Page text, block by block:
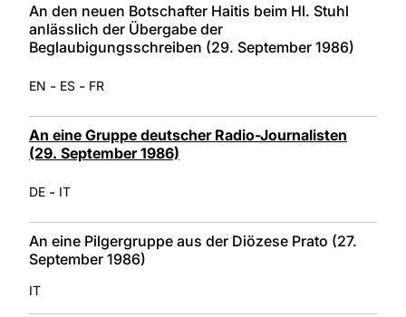
An den neuen Botschafter Haitis beim Hl. Stuhl
anlässlich der Übergabe der
Beglaubigungsschreiben (29. September 1986)
EN - ES - FR
An eine Gruppe deutscher Radio-Journalisten
(29. September 1986)
DE - IT
An eine Pilgergruppe aus der Diözese Prato (27.
September 1986)
IT